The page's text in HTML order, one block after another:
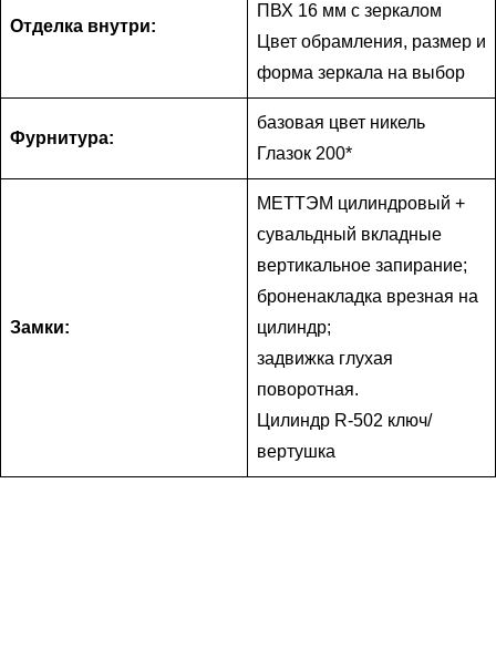
Отделка внутри:
ПВХ 16 мм с зеркалом
Цвет обрамления, размер и
форма зеркала на выбор
Фурнитура:
базовая цвет никель
Глазок 200*
Замки:
МЕТТЭМ цилиндровый +
сувальдный вкладные
вертикальное запирание;
броненакладка врезная на
цилиндр;
задвижка глухая
поворотная.
Цилиндр R-502 ключ/
вертушка